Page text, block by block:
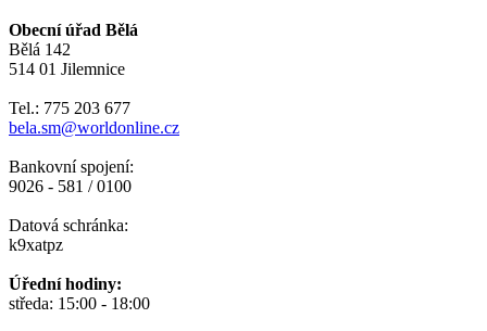
Obecní úřad Bělá
Bělá 142
514 01 Jilemnice
Tel.: 775 203 677
bela.sm@worldonline.cz
Bankovní spojení:
9026 - 581 / 0100
Datová schránka:
k9xatpz
Úřední hodiny:
středa: 15:00 - 18:00